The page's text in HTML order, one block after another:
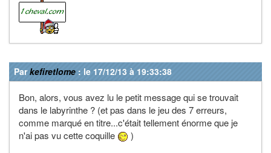
Parkefiretlome : le 17/12/13 à 19:33:38
Bon, alors, vous avez lu le petit message qui se trouvait
dans le labyrinthe ? (et pas dans le jeu des 7 erreurs,
comme marqué en titre...c'était tellement énorme que je
n'ai pas vu cette coquille
)